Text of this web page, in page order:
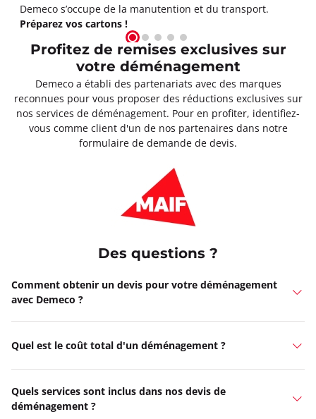
Demeco s’occupe de la manutention et du transport.
Préparez vos cartons !
Profitez de remises exclusives sur
votre déménagement
Demeco a établi des partenariats avec des marques
reconnues pour vous proposer des réductions exclusives sur
nos services de déménagement. Pour en profiter, identifiez-
vous comme client d'un de nos partenaires dans notre
formulaire de demande de devis.
Des questions ?
Comment obtenir un devis pour votre déménagement
avec Demeco ?
Quel est le coût total d'un déménagement ?
Quels services sont inclus dans nos devis de
déménagement ?